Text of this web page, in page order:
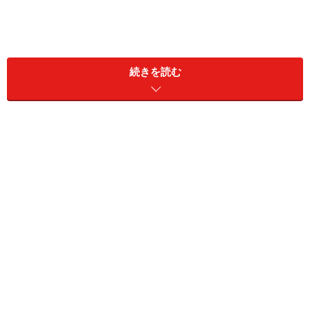
農林水産省「子どものための農業教室」
続きを読む